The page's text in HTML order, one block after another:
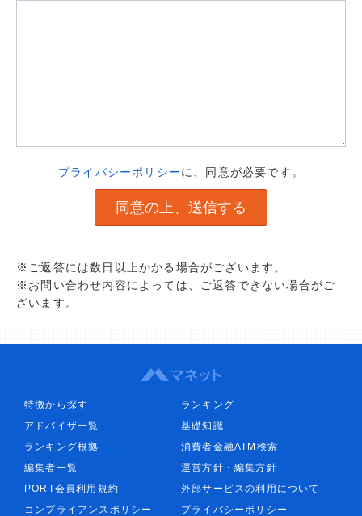
プライバシーポリシーに、同意が必要です。
※ご返答には数日以上かかる場合がございます。
※お問い合わせ内容によっては、ご返答できない場合がご
ざいます。
特徴から探す
ランキング
アドバイザ一覧
基礎知識
ランキング根拠
消費者金融ATM検索
編集者一覧
運営方針・編集方針
PORT会員利用規約
外部サービスの利用について
コンプライアンスポリシー
プライバシーポリシー